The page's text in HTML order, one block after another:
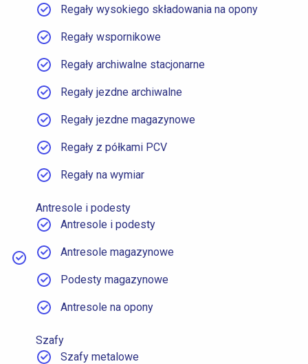
Regały wysokiego składowania na opony
Regały wspornikowe
Regały archiwalne stacjonarne
Regały jezdne archiwalne
Regały jezdne magazynowe
Regały z półkami PCV
Regały na wymiar
Antresole i podesty
Antresole i podesty
Antresole magazynowe
Podesty magazynowe
Antresole na opony
Szafy
Szafy metalowe